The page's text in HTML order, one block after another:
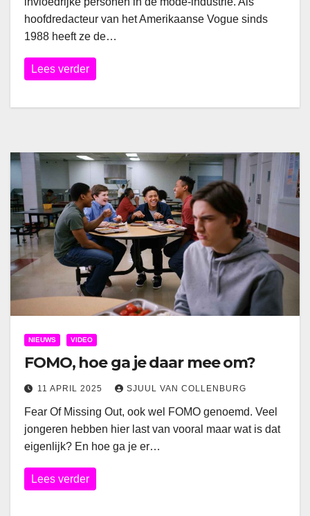
hoofdredacteur van het Amerikaanse Vogue sinds
1988 heeft ze de…
Lees verder
NIEUWS VIDEO
FOMO, hoe ga je daar mee om?
11 APRIL 2025 SJUUL VAN COLLENBURG
Fear Of Missing Out, ook wel FOMO genoemd. Veel
jongeren hebben hier last van vooral maar wat is dat
eigenlijk? En hoe ga je er…
Lees verder